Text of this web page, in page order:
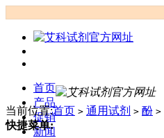
首页
产品
促销
新闻
当前位置:首页 > 通用试剂 > 酚 >
快捷菜单: